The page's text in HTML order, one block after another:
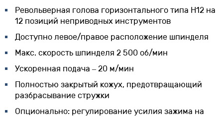
Револьверная голова горизонтального типа H12 на
12 позиций неприводных инструментов
Доступно левое/правое расположение шпинделя
Макс. скорость шпинделя 2 500 об/мин
Ускоренная подача – 20 м/мин
Полностью закрытый кожух, предотвращающий
разбрасывание стружки
Опционально: регулирование усилия зажима на